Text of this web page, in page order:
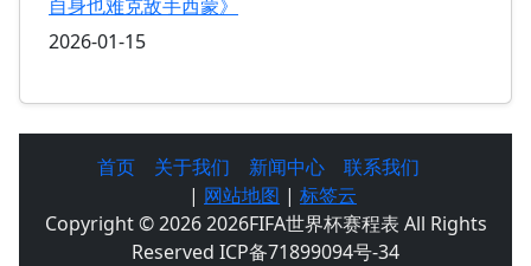
自身也难克敌手西蒙》
2026-01-15
首页 关于我们 新闻中心
联系我们
| 网站地图 | 标签云
Copyright © 2026 2026FIFA世界杯赛程表 All Rights
Reserved ICP备71899094号-34